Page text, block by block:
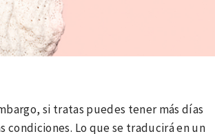
si tratas puedes tener más días
Lo que se traducirá en un